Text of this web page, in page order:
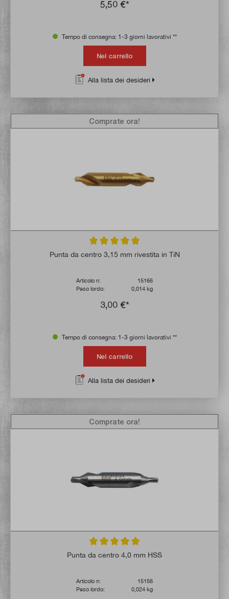
5,50 €*
Tempo di consegna: 1-3 giorni lavorativi **
Nel carrello
Alla lista dei desideri
Valutazione media di 4.8 su 5 stelle
Punta da centro 3,15 mm rivestita in TiN
Articolo n:
15166
Peso lordo:
0,014 kg
3,00 €*
Comprate ora!
Tempo di consegna: 1-3 giorni lavorativi **
Nel carrello
Alla lista dei desideri
Valutazione media di 5 su 5 stelle
Punta da centro 4,0 mm HSS
Articolo n:
15156
Peso lordo:
0,024 kg
Comprate ora!